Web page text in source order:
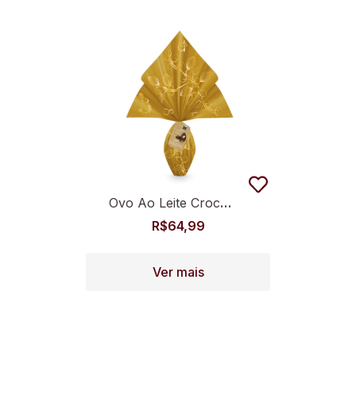
Ovo Ao Leite Crocante 350g
R$64,99
Ver mais